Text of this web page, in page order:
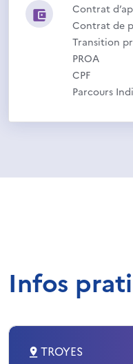
Contrat
Contrat de
Transition
PROA
CPF
Parcours
Infos
TROYES